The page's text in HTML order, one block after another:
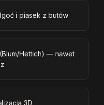
i piasek z butów
Hettich) — nawet
3D